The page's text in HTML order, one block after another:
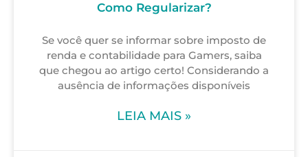
Como Regularizar?
Se você quer se informar sobre imposto de
renda e contabilidade para Gamers, saiba
que chegou ao artigo certo! Considerando a
ausência de informações disponíveis
LEIA MAIS »